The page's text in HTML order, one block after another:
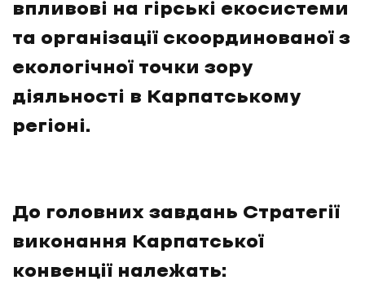
впливові на гірські екосистеми
та організації скоординованої з
екологічної точки зору
діяльності в Карпатському
регіоні.
До головних завдань Стратегії
виконання Карпатської
конвенції належать: